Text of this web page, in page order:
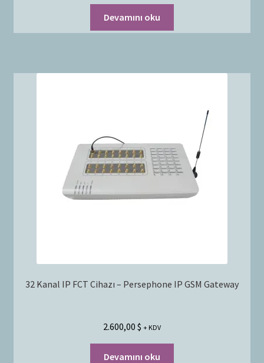
Devamını oku
32 Kanal IP FCT Cihazı – Persephone IP GSM Gateway
2.600,00 $ + KDV
Devamını oku